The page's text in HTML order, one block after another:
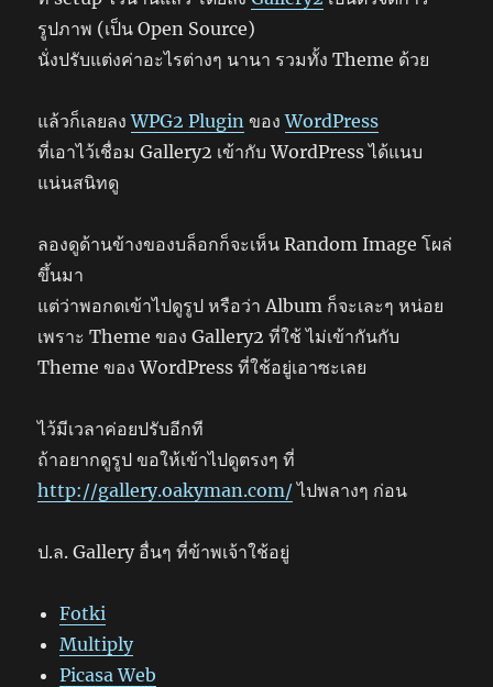
รูปภาพ (เป็น Open Source)
นั่งปรับแต่งค่าอะไรต่างๆ นานา รวมทั้ง Theme ด้วย
แล้วก็เลยลงWPG2 Plugin ของWordPress
ที่เอาไว้เชื่อม Gallery2 เข้ากับ WordPress ได้แนบ
แน่นสนิทดู
ลองดูด้านข้างของบล็อกก็จะเห็น Random Image โผล่
ขึ้นมา
แต่ว่าพอกดเข้าไปดูรูป หรือว่า Album ก็จะเละๆ หน่อย
เพราะ Theme ของ Gallery2 ที่ใช้ ไม่เข้ากันกับ
Theme ของ WordPress ที่ใช้อยู่เอาซะเลย
ไว้มีเวลาค่อยปรับอีกที
ถ้าอยากดูรูป ขอให้เข้าไปดูตรงๆ ที่
http://gallery.oakyman.com/ไปพลางๆ ก่อน
ป.ล. Gallery อื่นๆ ที่ข้าพเจ้าใช้อยู่
Fotki
Multiply
Picasa Web